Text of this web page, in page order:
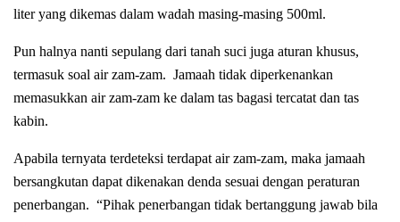
liter yang dikemas dalam wadah masing-masing 500ml.
Pun halnya nanti sepulang dari tanah suci juga aturan khusus,
termasuk soal air zam-zam. Jamaah tidak diperkenankan
memasukkan air zam-zam ke dalam tas bagasi tercatat dan tas
kabin.
Apabila ternyata terdeteksi terdapat air zam-zam, maka jamaah
bersangkutan dapat dikenakan denda sesuai dengan peraturan
penerbangan. “Pihak penerbangan tidak bertanggung jawab bila